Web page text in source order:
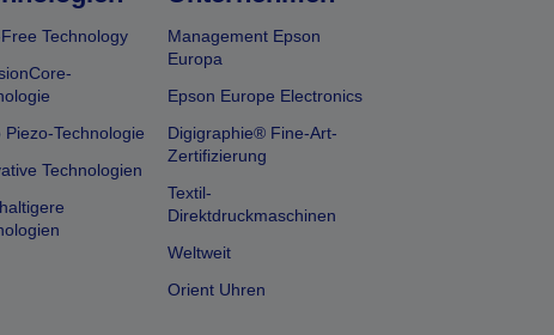
Technology
Piezo-Technologie
Technologien
Management Epson
Europa
Epson Europe Electronics
Digigraphie® Fine-Art-
Zertifizierung
Textil-
Direktdruckmaschinen
Weltweit
Orient Uhren